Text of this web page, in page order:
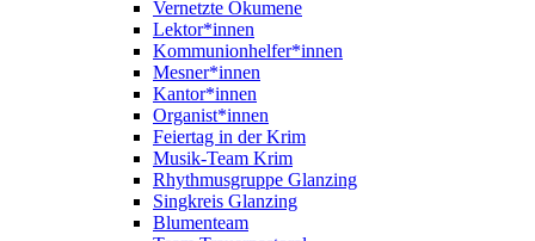
Vernetzte Ökumene
Lektor*innen
Kommunionhelfer*innen
Mesner*innen
Kantor*innen
Organist*innen
Feiertag in der Krim
Musik-Team Krim
Rhythmusgruppe Glanzing
Singkreis Glanzing
Blumenteam